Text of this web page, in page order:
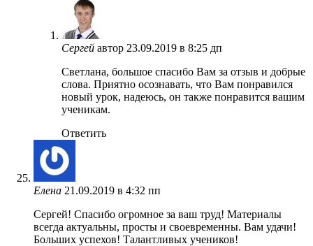
Сергей автор 23.09.2019 в 8:25 дп
Светлана, большое спасибо Вам за отзыв и добрые
слова. Приятно осознавать, что Вам понравился
новый урок, надеюсь, он также понравится вашим
ученикам.
Ответить
Елена 21.09.2019 в 4:32 пп
Сергей! Спасибо огромное за ваш труд! Материалы
всегда актуальны, просты и своевременны. Вам удачи!
Больших успехов! Талантливых учеников!